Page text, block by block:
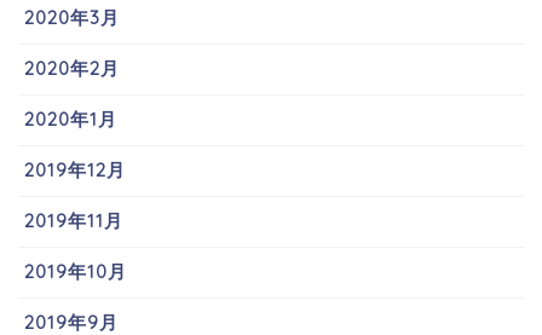
2020年3月
2020年2月
2020年1月
2019年12月
2019年11月
2019年10月
2019年9月